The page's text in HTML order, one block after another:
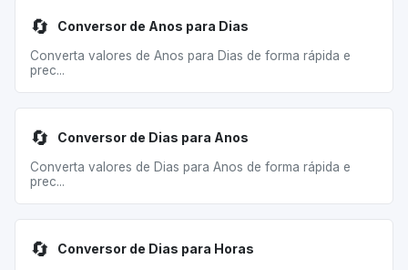
🔄 Conversor de Anos para Dias
Converta valores de Anos para Dias de forma rápida e
prec...
🔄 Conversor de Dias para Anos
Converta valores de Dias para Anos de forma rápida e
prec...
🔄 Conversor de Dias para Horas